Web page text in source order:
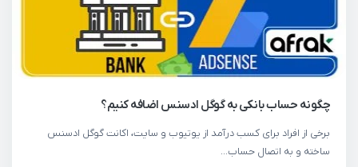
چگونه حساب بانکی به گوگل ادسنس اضافه کنیم؟
برخی از افراد برای کسب درآمد از یوتیوب و سایت، اکانت گوگل ادسنس
ساخته و به اتصال حساب…